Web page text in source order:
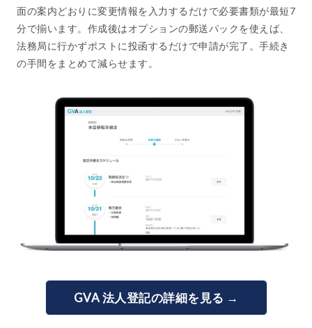
面の案内どおりに変更情報を入力するだけで必要書類が最短7
分で揃います。作成後はオプションの郵送パックを使えば、
法務局に行かずポストに投函するだけで申請が完了。手続き
の手間をまとめて減らせます。
GVA 法人登記の詳細を見る →